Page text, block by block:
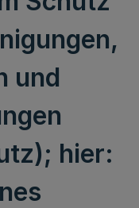
und
hier: